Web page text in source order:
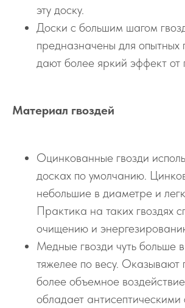
эту доску.
Доски с большим шагом
предназначены для опытных
дают более яркий эффект от
Материал гвоздей
Оцинкованные гвозди
досках по умолчанию.
небольшие в диаметре и
Практика на таких гвоздях
очищению и
Медные гвозди чуть больше
тяжелее по весу. Оказывают
более объемное
обладает антисептическими